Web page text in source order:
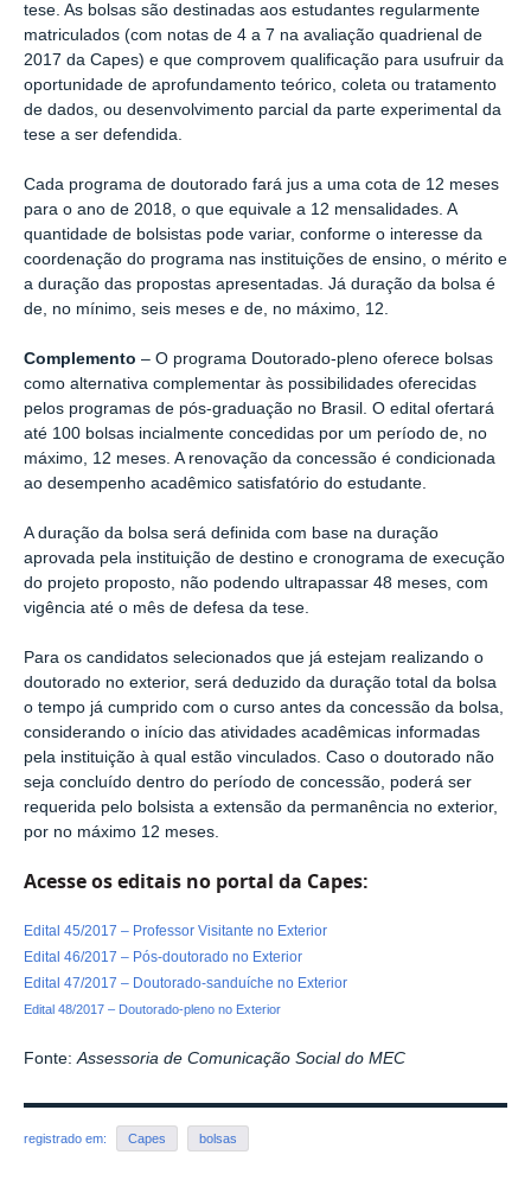
tese. As bolsas são destinadas aos estudantes regularmente
matriculados (com notas de 4 a 7 na avaliação quadrienal de
2017 da Capes) e que comprovem qualificação para usufruir da
oportunidade de aprofundamento teórico, coleta ou tratamento
de dados, ou desenvolvimento parcial da parte experimental da
tese a ser defendida.
Cada programa de doutorado fará jus a uma cota de 12 meses
para o ano de 2018, o que equivale a 12 mensalidades. A
quantidade de bolsistas pode variar, conforme o interesse da
coordenação do programa nas instituições de ensino, o mérito e
a duração das propostas apresentadas. Já duração da bolsa é
de, no mínimo, seis meses e de, no máximo, 12.
Complemento – O programa Doutorado-pleno oferece bolsas
como alternativa complementar às possibilidades oferecidas
pelos programas de pós-graduação no Brasil. O edital ofertará
até 100 bolsas incialmente concedidas por um período de, no
máximo, 12 meses. A renovação da concessão é condicionada
ao desempenho acadêmico satisfatório do estudante.
A duração da bolsa será definida com base na duração
aprovada pela instituição de destino e cronograma de execução
do projeto proposto, não podendo ultrapassar 48 meses, com
vigência até o mês de defesa da tese.
Para os candidatos selecionados que já estejam realizando o
doutorado no exterior, será deduzido da duração total da bolsa
o tempo já cumprido com o curso antes da concessão da bolsa,
considerando o início das atividades acadêmicas informadas
pela instituição à qual estão vinculados. Caso o doutorado não
seja concluído dentro do período de concessão, poderá ser
requerida pelo bolsista a extensão da permanência no exterior,
por no máximo 12 meses.
Acesse os editais no portal da Capes:
Edital 45/2017 – Professor Visitante no Exterior
Edital 46/2017 – Pós-doutorado no Exterior
Edital 47/2017 – Doutorado-sanduíche no Exterior
Edital 48/2017 – Doutorado-pleno no Exterior
Fonte:Assessoria de Comunicação Social do MEC
registrado em: Capes bolsas